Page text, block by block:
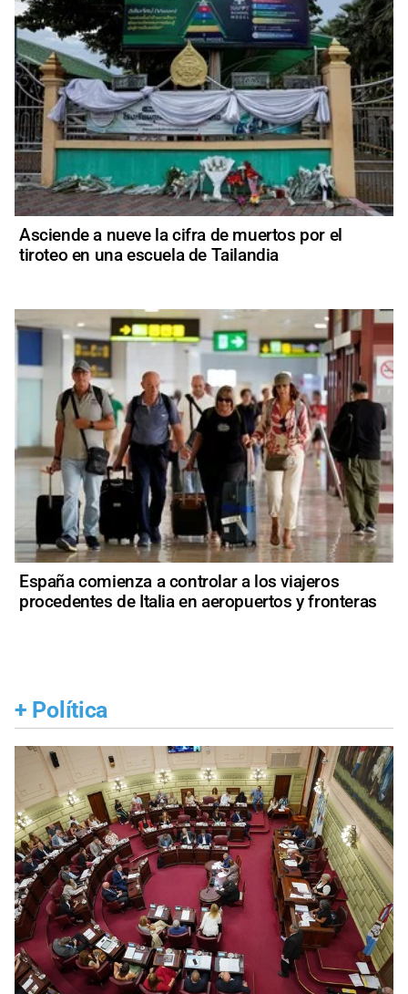
Asciende a nueve la cifra de muertos por el
tiroteo en una escuela de Tailandia
España comienza a controlar a los viajeros
procedentes de Italia en aeropuertos y fronteras
+ Política